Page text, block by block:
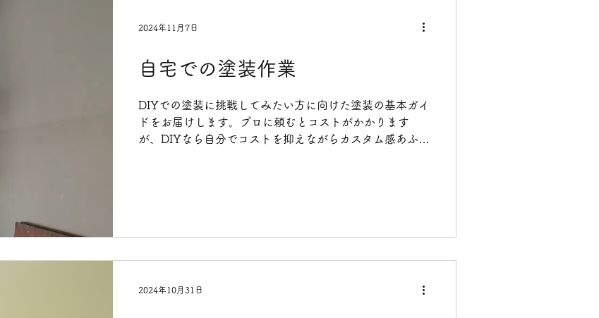
自宅での塗装作業
DIYでの塗装に挑戦してみたい方に向けた塗装の基本ガイ
ドをお届けします。プロに頼むとコストがかかります
が、DIYなら自分でコストを抑えながらカスタム感あふれ
2024年11月7日
2024年10月31日